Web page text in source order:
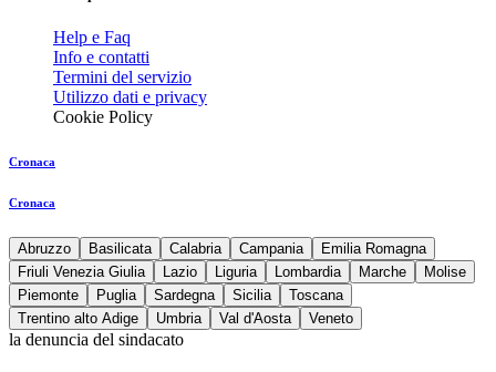
Help e Faq
Info e contatti
Termini del servizio
Utilizzo dati e privacy
Cookie Policy
Cronaca
Cronaca
Abruzzo Basilicata Calabria Campania
Emilia Romagna
Friuli Venezia Giulia
Lazio Liguria Lombardia Marche
Molise
Piemonte
Puglia Sardegna Sicilia
Toscana
Trentino alto Adige
Umbria Val d'Aosta Veneto
la denuncia del sindacato